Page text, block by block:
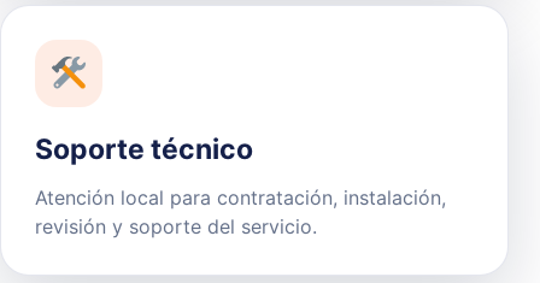
Soporte técnico
Atención local para contratación, instalación,
revisión y soporte del servicio.